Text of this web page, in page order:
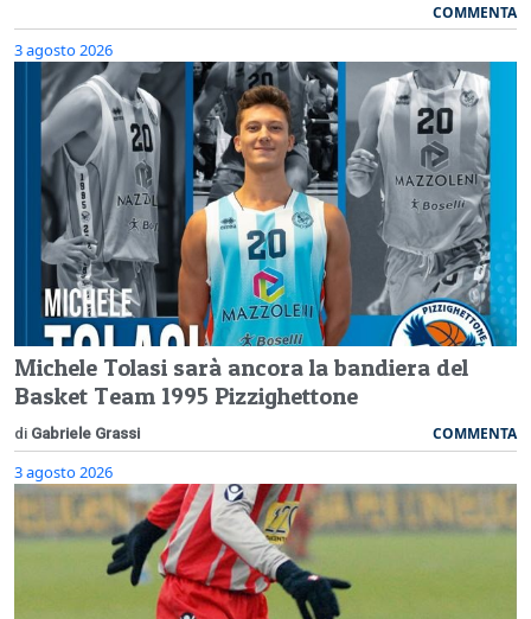
COMMENTA
3 agosto 2026
Michele Tolasi sarà ancora la bandiera del
Basket Team 1995 Pizzighettone
di Gabriele Grassi COMMENTA
3 agosto 2026